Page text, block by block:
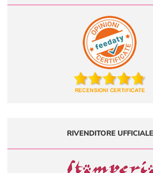
RIVENDITORE UFFICIALE